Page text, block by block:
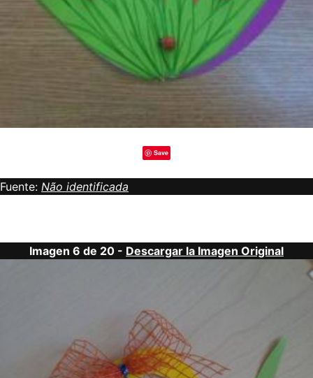
Save
Fuente: Não identificada
Imagen 6 de 20 - Descargar la Imagen Original